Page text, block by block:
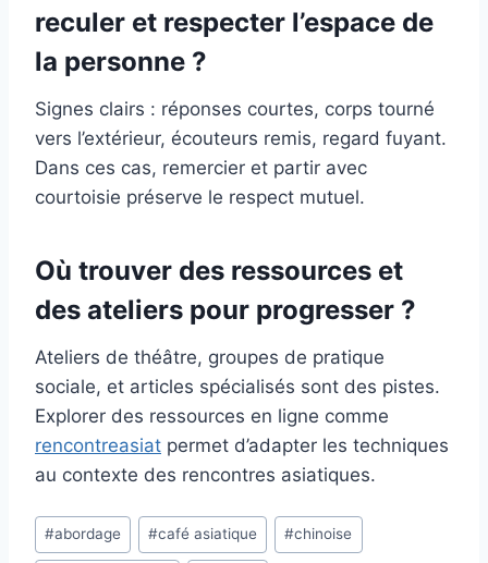
reculer et respecter l’espace de
la personne ?
Signes clairs : réponses courtes, corps tourné
vers l’extérieur, écouteurs remis, regard fuyant.
Dans ces cas, remercier et partir avec
courtoisie préserve le respect mutuel.
Où trouver des ressources et
des ateliers pour progresser ?
Ateliers de théâtre, groupes de pratique
sociale, et articles spécialisés sont des pistes.
Explorer des ressources en ligne comme
rencontreasiat permet d’adapter les techniques
au contexte des rencontres asiatiques.
Étiquettes
de
#abordage #café asiatique #chinoise